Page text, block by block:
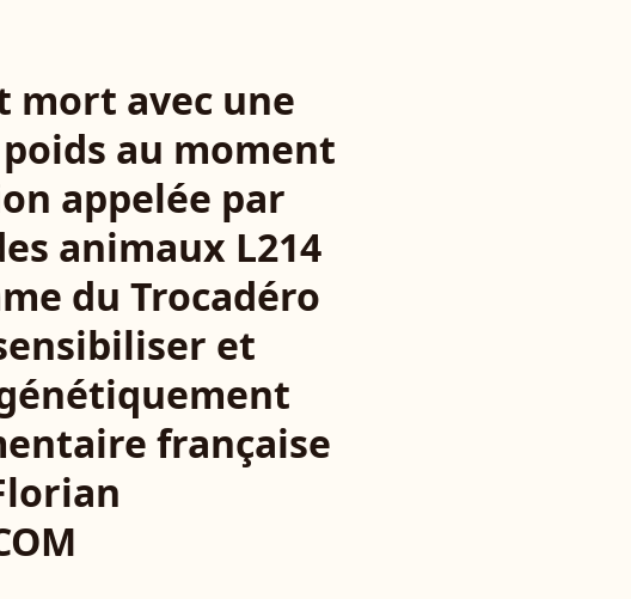
mort avec une
au moment
appelée par
animaux L214
du Trocadéro
et
française